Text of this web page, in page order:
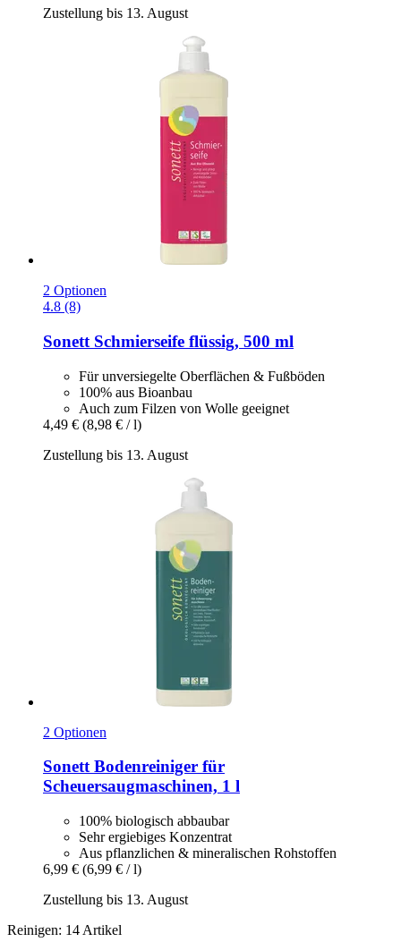
Zustellung bis 13. August
2 Optionen
4.8 (8)
Sonett Schmierseife flüssig, 500 ml
Für unversiegelte Oberflächen & Fußböden
100% aus Bioanbau
Auch zum Filzen von Wolle geeignet
4,49 € (8,98 € / l)
Zustellung bis 13. August
2 Optionen
SonettBodenreiniger für
Scheuersaugmaschinen, 1 l
100% biologisch abbaubar
Sehr ergiebiges Konzentrat
Aus pflanzlichen & mineralischen Rohstoffen
6,99 € (6,99 € / l)
Zustellung bis 13. August
Reinigen: 14 Artikel